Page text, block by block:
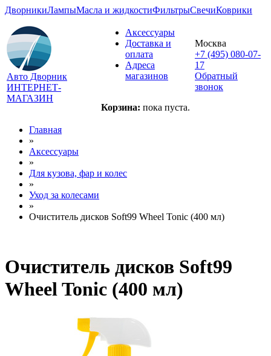
ДворникиЛампыМасла и жидкостиФильтрыСвечиКоврики
Авто Дворник
ИНТЕРНЕТ-
МАГАЗИН
Аксессуары
Доставка и
оплата
Адреса
магазинов
Корзина: пока пуста.
Москва
+7 (495) 080-07-
17
Обратный
звонок
Главная
»
Аксессуары
»
Для кузова, фар и колес
»
Уход за колесами
»
Очиститель дисков Soft99 Wheel Tonic (400 мл)
Очиститель дисков Soft99
Wheel Tonic (400 мл)